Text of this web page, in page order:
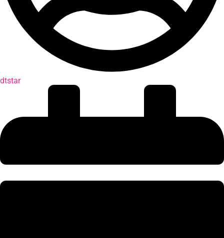
dtstar